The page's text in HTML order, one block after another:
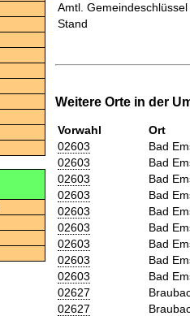
Amtl. Gemeindeschlüssel
Stand
Weitere Orte in der
Vorwahl Ort
02603
Bad
02603
Bad
02603
Bad
02603
Bad
02603
Bad
02603
Bad
02603
Bad
02603
Bad
02603
Bad
02627
02627